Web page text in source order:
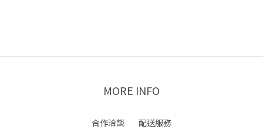
MORE INFO
合作洽談 配送服務